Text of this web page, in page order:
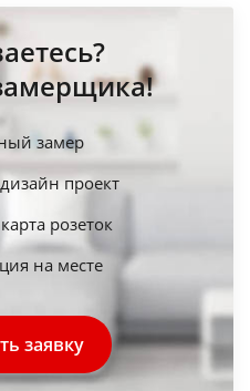
замер
проект
розеток
на месте
заявку